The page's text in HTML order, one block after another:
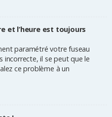
et l’heure est toujours
paramétré votre fuseau
incorrecte, il se peut que le
ce problème à un